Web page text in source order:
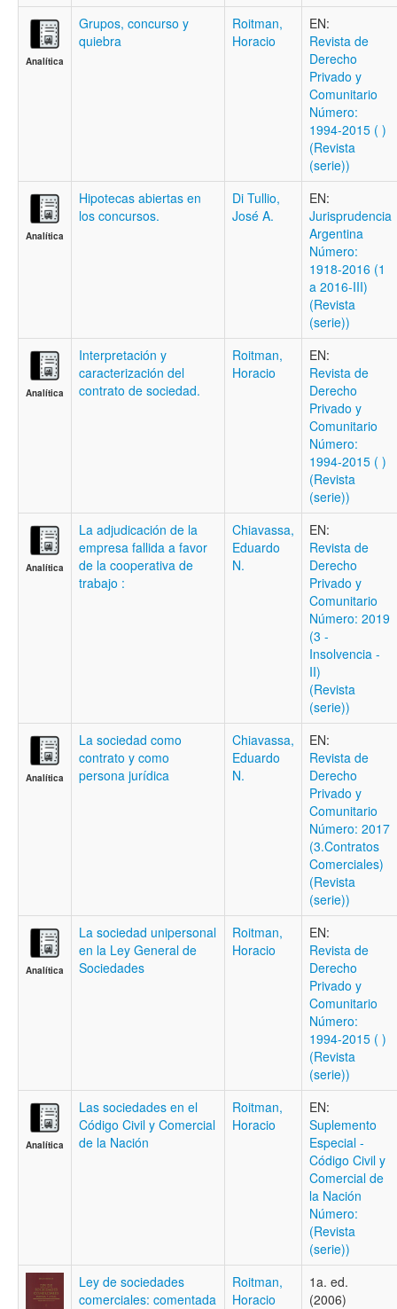
Analítica
Grupos, concurso y
quiebra
Roitman,
Horacio
EN:
Revista de
Derecho
Privado y
Comunitario
Número:
1994-2015 ( )
(Revista
(serie))
Analítica
Hipotecas abiertas en
los concursos.
Di Tullio,
José A.
EN:
Jurisprudencia
Argentina
Número:
1918-2016 (1
a 2016-III)
(Revista
(serie))
Analítica
Interpretación y
caracterización del
contrato de sociedad.
Roitman,
Horacio
EN:
Revista de
Derecho
Privado y
Comunitario
Número:
1994-2015 ( )
(Revista
(serie))
Analítica
La adjudicación de la
empresa fallida a favor
de la cooperativa de
trabajo :
Chiavassa,
Eduardo
N.
EN:
Revista de
Derecho
Privado y
Comunitario
Número: 2019
(3 -
Insolvencia -
II)
(Revista
(serie))
Analítica
La sociedad como
contrato y como
persona jurídica
Chiavassa,
Eduardo
N.
EN:
Revista de
Derecho
Privado y
Comunitario
Número: 2017
(3.Contratos
Comerciales)
(Revista
(serie))
Analítica
La sociedad unipersonal
en la Ley General de
Sociedades
Roitman,
Horacio
EN:
Revista de
Derecho
Privado y
Comunitario
Número:
1994-2015 ( )
(Revista
(serie))
Analítica
Las sociedades en el
Código Civil y Comercial
de la Nación
Roitman,
Horacio
EN:
Suplemento
Especial -
Código Civil y
Comercial de
la Nación
Número:
(Revista
(serie))
Ley de sociedades
comerciales: comentada
Roitman,
Horacio
1a. ed.
(2006)